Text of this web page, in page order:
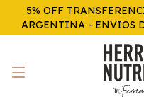
5% OFF
ARGENTINA - ENVIOS